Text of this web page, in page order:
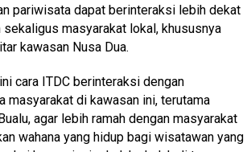
pariwisata dapat berinteraksi lebih dekat
masyarakat lokal, khususnya
kawasan Nusa Dua.
cara ITDC berinteraksi dengan
masyarakat di kawasan ini, terutama
agar lebih ramah dengan masyarakat
wahana yang hidup bagi wisatawan yang